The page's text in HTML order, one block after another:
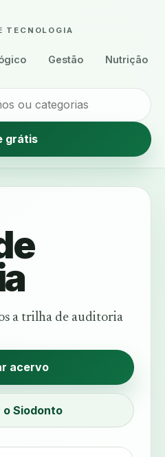
TECNOLOGIA
Gestão Nutrição
grátis
a trilha de auditoria
acervo
o Siodonto